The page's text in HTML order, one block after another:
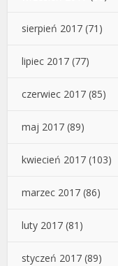
sierpień 2017 (71)
lipiec 2017 (77)
czerwiec 2017 (85)
maj 2017 (89)
kwiecień 2017 (103)
marzec 2017 (86)
luty 2017 (81)
styczeń 2017 (89)